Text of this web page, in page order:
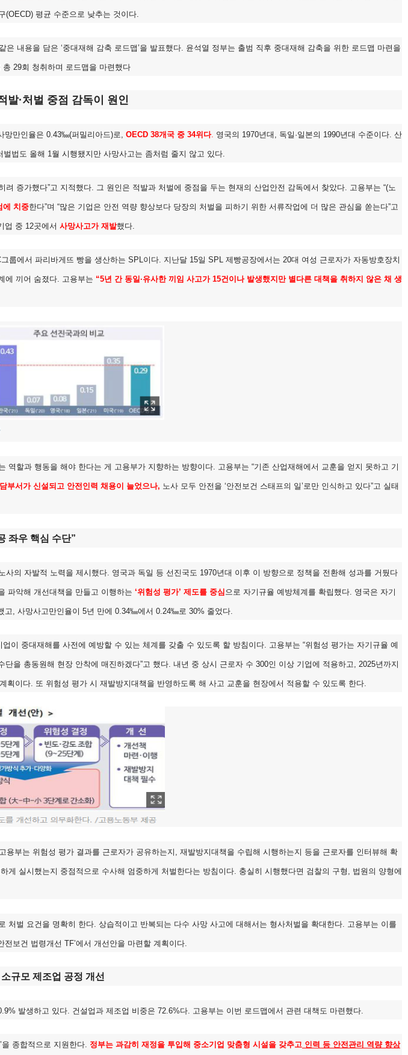
(OECD) 평균 수준으로 낮추는 것이다.
내용을 담은 ‘중대재해 감축 로드맵’을 발표했다. 윤석열 정부는 출범 직후 중대재해 감축을 위한 로드맵 마련을
29회 청취하며 로드맵을 마련했다
·처벌 중점 감독이 원인
망만인율은 0.43‱(퍼밀리아드)로, OECD 38개국 중 34위다. 영국의 1970년대, 독일·일본의 1990년대 수준이다. 산
법도 올해 1월 시행됐지만 사망사고는 좀처럼 줄지 않고 있다.
려 증가했다”고 지적했다. 그 원인은 적발과 처벌에 중점을 두는 현재의 산업안전 감독에서 찾았다. 고용부는 “(노
에 치중한다”며 “많은 기업은 안전 역량 향상보다 당장의 처벌을 피하기 위한 서류작업에 더 많은 관심을 쏟는다”고
업 중 12곳에서 사망사고가 재발했다.
룹에서 파리바게뜨 빵을 생산하는 SPL이다. 지난달 15일 SPL 제빵공장에서는 20대 여성 근로자가 자동방호장치
에 끼어 숨졌다. 고용부는 “5년 간 동일·유사한 끼임 사고가 15건이나 발생했지만 별다른 대책을 취하지 않은 채 생
역할과 행동을 해야 한다는 게 고용부가 지향하는 방향이다. 고용부는 “기존 산업재해에서 교훈을 얻지 못하고 기
부서가 신설되고 안전인력 채용이 늘었으나, 노사 모두 안전을 ‘안전보건 스태프의 일’로만 인식하고 있다”고 실태
좌우 핵심 수단”
사의 자발적 노력을 제시했다. 영국과 독일 등 선진국도 1970년대 이후 이 방향으로 정책을 전환해 성과를 거뒀다
파악해 개선대책을 만들고 이행하는 ‘위험성 평가’ 제도를 중심 으로 자기규율 예방체계를 확립했다. 영국은 자기
고, 사망사고만인율이 5년 만에 0.34‱에서 0.24‱로 30% 줄었다.
이 중대재해를 사전에 예방할 수 있는 체계를 갖출 수 있도록 할 방침이다. 고용부는 “위험성 평가는 자기규율 예
단을 총동원해 현장 안착에 매진하겠다”고 했다. 내년 중 상시 근로자 수 300인 이상 기업에 적용하고, 2025년까지
획이다. 또 위험성 평가 시 재발방지대책을 반영하도록 해 사고 교훈을 현장에서 적용할 수 있도록 한다.
용부는 위험성 평가 결과를 근로자가 공유하는지, 재발방지대책을 수립해 시행하는지 등을 근로자를 인터뷰해 확
게 실시했는지 중점적으로 수사해 엄중하게 처벌한다는 방침이다. 충실히 시행했다면 검찰의 구형, 법원의 양형에
처벌 요건을 명확히 한다. 상습적이고 반복되는 다수 사망 사고에 대해서는 형사처벌을 확대한다. 고용부는 이를
보건 법령개선 TF’에서 개선안을 마련할 계획이다.
규모 제조업 공정 개선
발생하고 있다. 건설업과 제조업 비중은 72.6%다. 고용부는 이번 로드맵에서 관련 대책도 마련했다.
종합적으로 지원한다. 정부는 과감히 재정을 투입해 중소기업 맞춤형 시설을 갖추고 인력 등 안전관리 역량 향상